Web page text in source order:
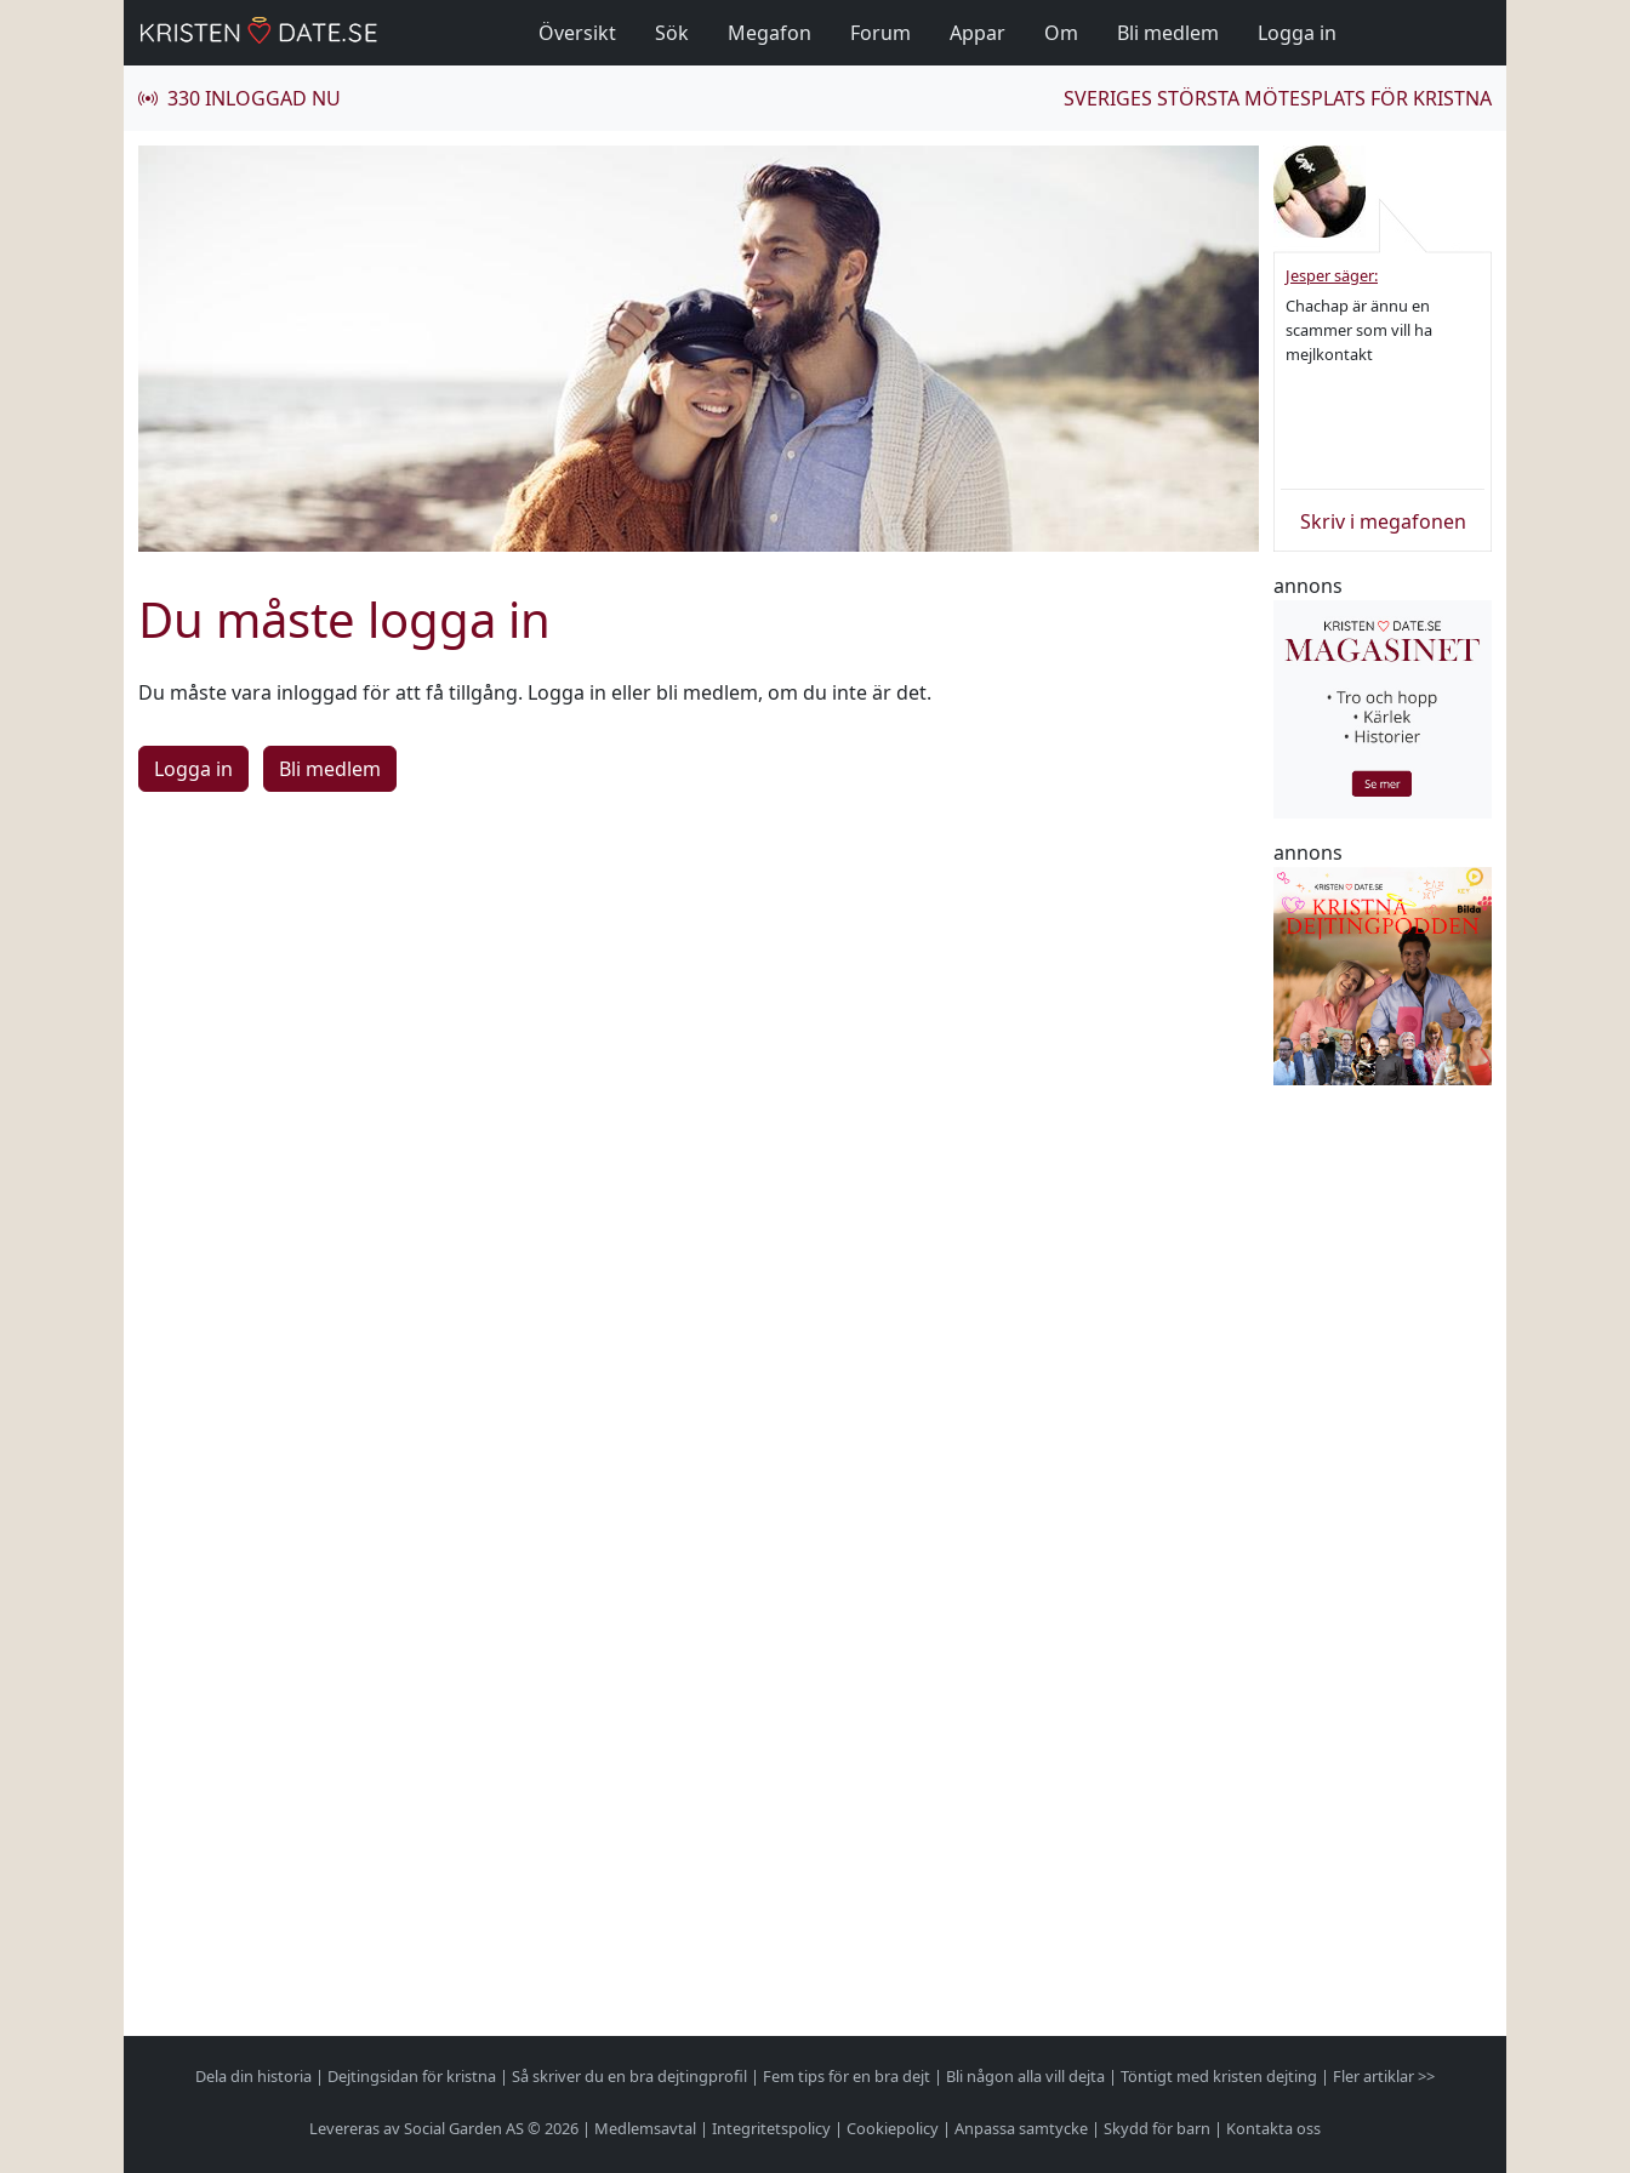
Översikt Sök Megafon Forum Appar Om Bli medlem Logga in
330 INLOGGAD NU SVERIGES STÖRSTA MÖTESPLATS FÖR KRISTNA
Du måste logga in
Du måste vara inloggad för att få tillgång. Logga in eller bli medlem, om du inte är det.
Logga in
Jesper säger:
Chachap är ännu en
scammer som vill ha
mejlkontakt
Skriv i megafonen
annons
annons
Dela din historia | Dejtingsidan för kristna | Så skriver du en bra dejtingprofil | Fem tips för en bra dejt | Bli någon alla vill dejta | Töntigt med kristen dejting | Fler artiklar >>
Levereras av Social Garden AS © 2026 | Medlemsavtal | Integritetspolicy | Cookiepolicy | Anpassa samtycke | Skydd för barn | Kontakta oss